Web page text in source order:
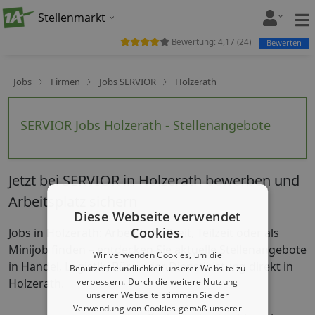
Stellenmarkt
Jobs Firmen Jobs SERVIOR Holzerath
SERVIOR Jobs Holzerath - Stellenangebote
Bewertung: 4,17 (24) Bewerten
Jetzt bei SERVIOR in Holzerath bewerben und
Arbeitsplatz sichern
Jobs in Holzerath: Arbeit in Vollzeit, Teilzeit oder als
Minijob finden – entdecken Sie aktuelle Stellenangebote
in Handel, Logistik, Büro oder Dienstleistung direkt in
Holzerath.
Diese Webseite verwendet
Cookies.
Wir verwenden Cookies, um die
Benutzerfreundlichkeit unserer Website zu
verbessern. Durch die weitere Nutzung
unserer Webseite stimmen Sie der
Verwendung von Cookies gemäß unserer